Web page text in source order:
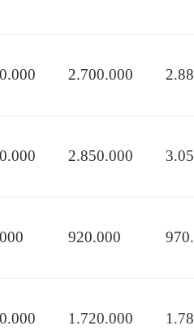
2.700.000
2.850.000
920.000
1.720.000